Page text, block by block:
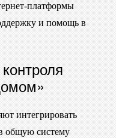
платформы
и помощь в
интегрировать
общую систему